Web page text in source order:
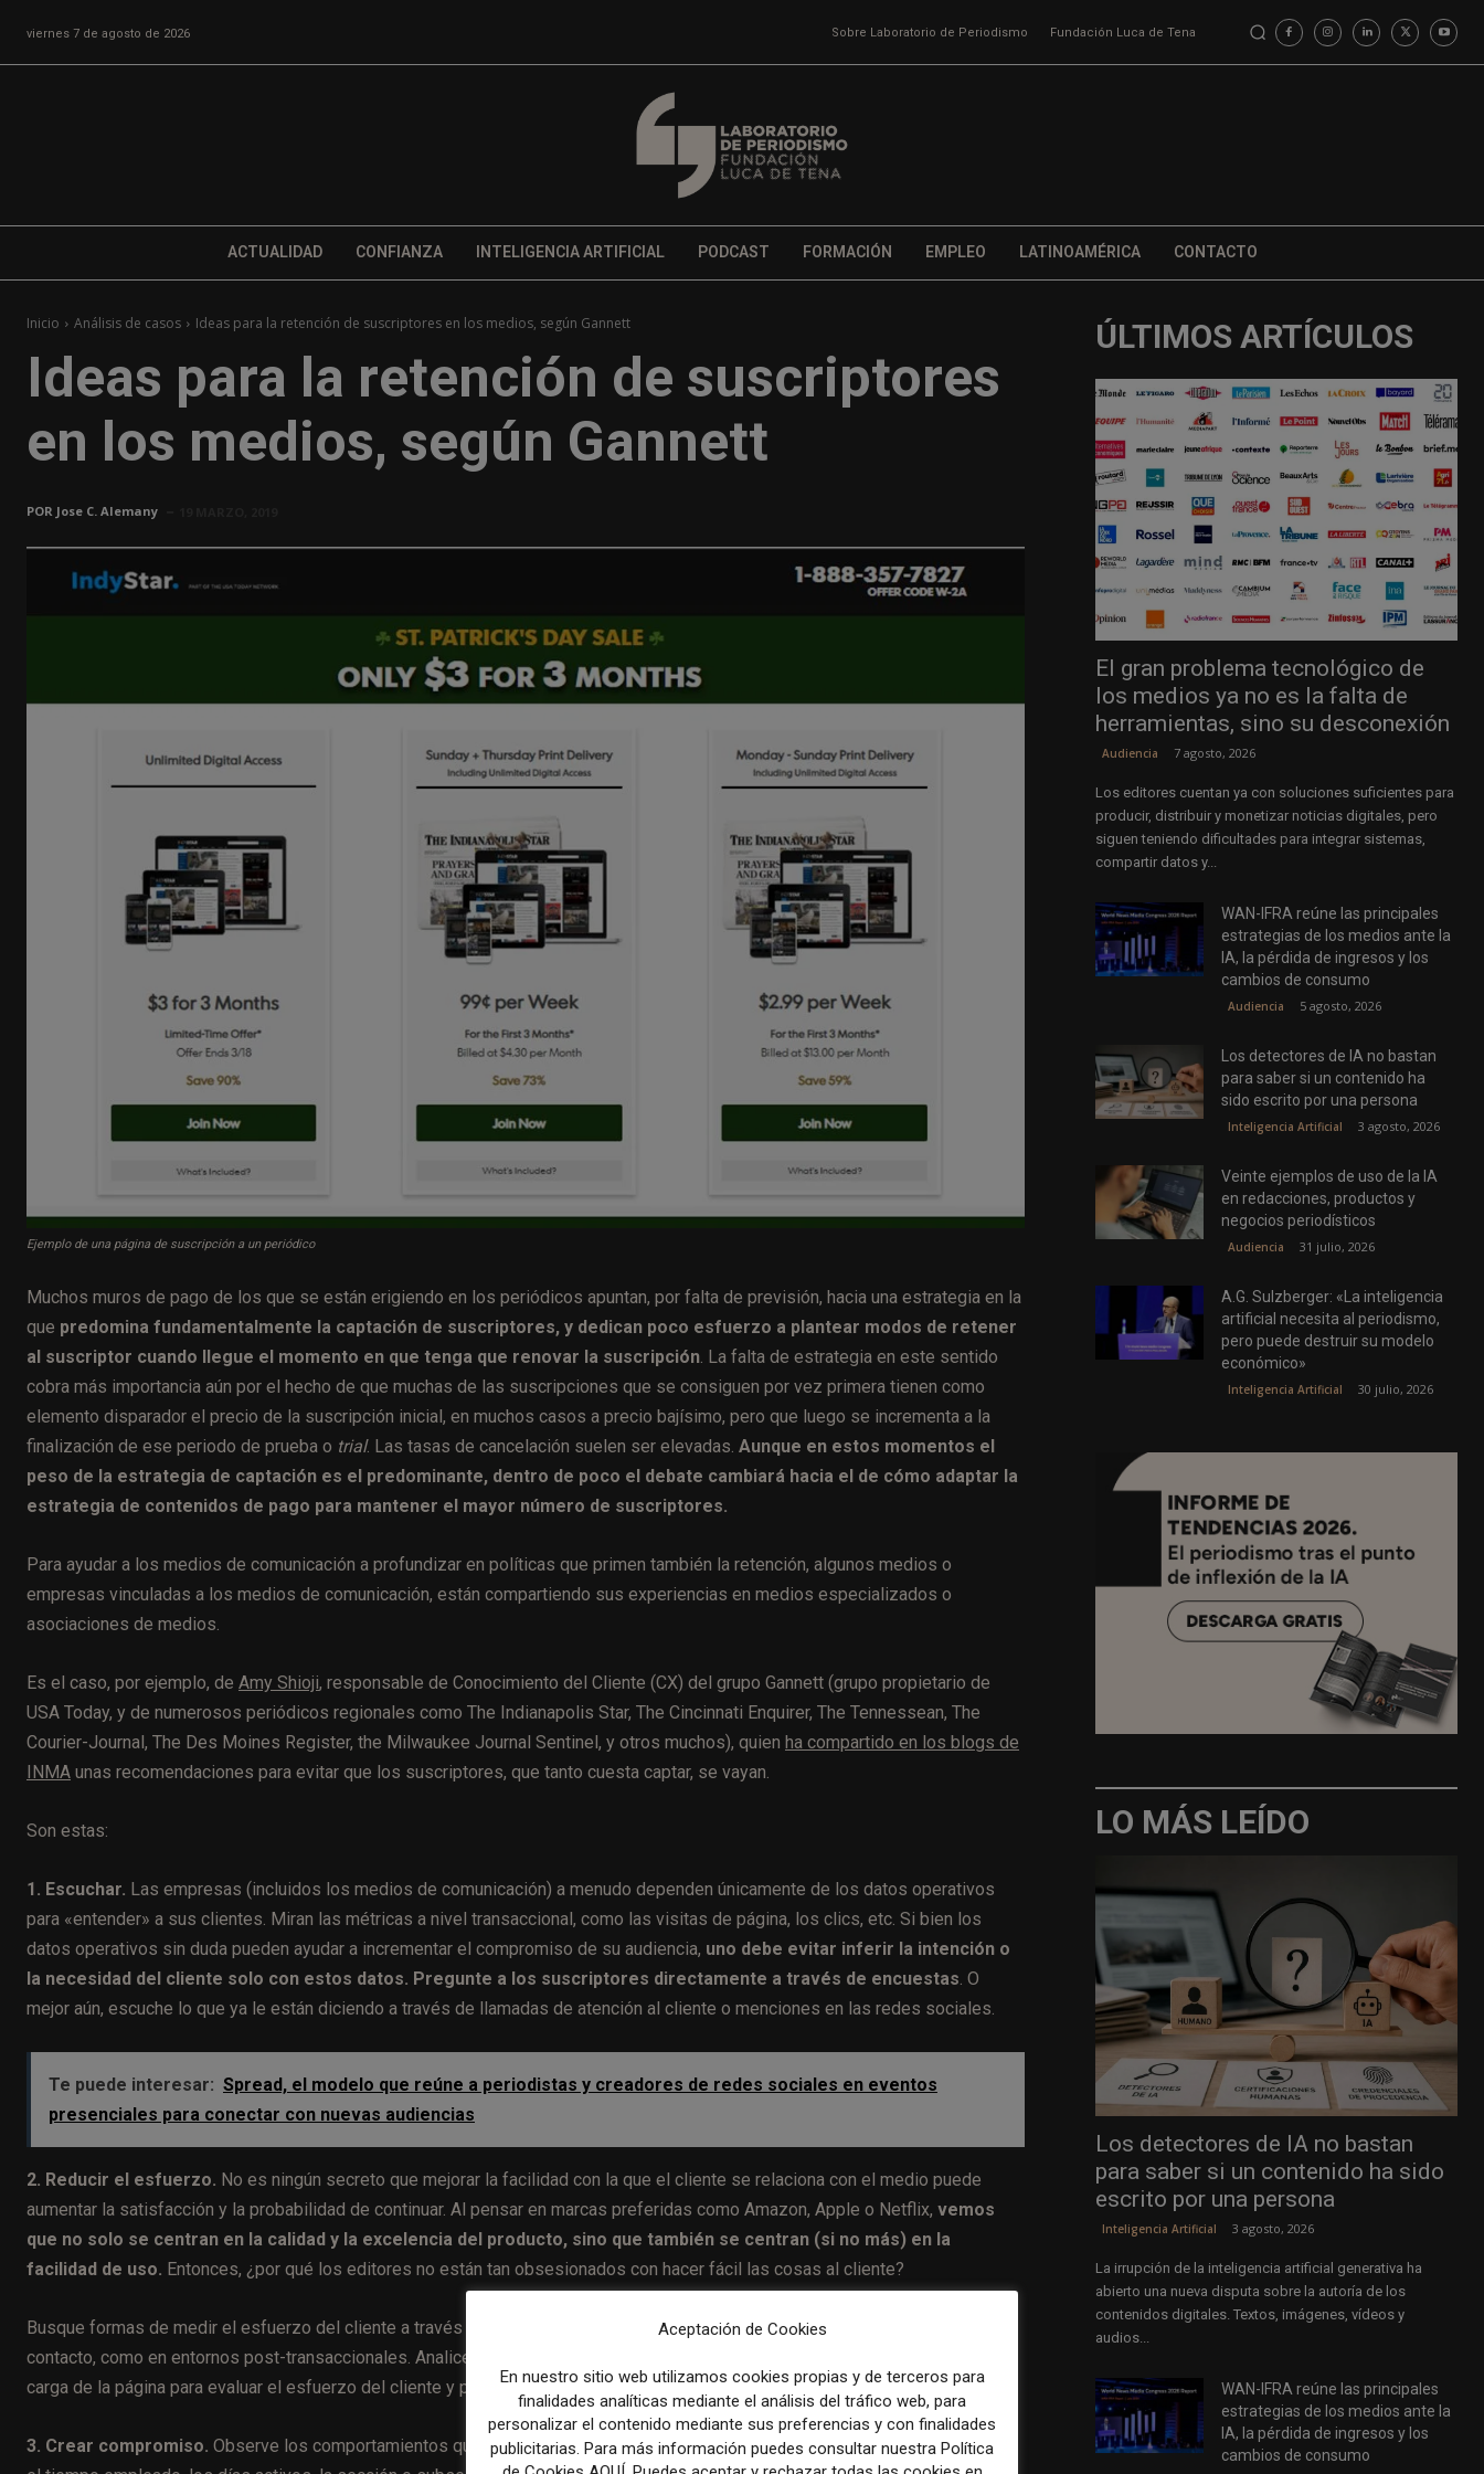
viernes 7 de agosto de 2026 Sobre Laboratorio de Periodismo Fundación Luca de Tena
ACTUALIDAD CONFIANZA INTELIGENCIA ARTIFICIAL PODCAST FORMACIÓN EMPLEO LATINOAMÉRICA CONTACTO
Inicio Análisis de casos Ideas para la retención de suscriptores en los medios, según Gannett
Ideas para la retención de suscriptores
en los medios, según Gannett
POR Jose C. Alemany
Ejemplo de una página de suscripción a un periódico
Muchos muros de pago de los que se están erigiendo en los periódicos apuntan, por falta de previsión, hacia una estrategia en la
que predomina fundamentalmente la captación de suscriptores, y dedican poco esfuerzo a plantear modos de retener
al suscriptor cuando llegue el momento en que tenga que renovar la suscripción . La falta de estrategia en este sentido
cobra más importancia aún por el hecho de que muchas de las suscripciones que se consiguen por vez primera tienen como
elemento disparador el precio de la suscripción inicial, en muchos casos a precio bajísimo, pero que luego se incrementa a la
finalización de ese periodo de prueba o trial. Las tasas de cancelación suelen ser elevadas. Aunque en estos momentos el
peso de la estrategia de captación es el predominante, dentro de poco el debate cambiará hacia el de cómo adaptar la
estrategia de contenidos de pago para mantener el mayor número de suscriptores.
Para ayudar a los medios de comunicación a profundizar en políticas que primen también la retención, algunos medios o
empresas vinculadas a los medios de comunicación, están compartiendo sus experiencias en medios especializados o
asociaciones de medios.
Es el caso, por ejemplo, de Amy Shioji, responsable de Conocimiento del Cliente (CX) del grupo Gannett (grupo propietario de
USA Today, y de numerosos periódicos regionales como The Indianapolis Star, The Cincinnati Enquirer, The Tennessean, The
Courier-Journal, The Des Moines Register, the Milwaukee Journal Sentinel, y otros muchos), quien ha compartido en los blogs de
INMA unas recomendaciones para evitar que los suscriptores, que tanto cuesta captar, se vayan.
Son estas:
1. Escuchar. Las empresas (incluidos los medios de comunicación) a menudo dependen únicamente de los datos operativos
para «entender» a sus clientes. Miran las métricas a nivel transaccional, como las visitas de página, los clics, etc. Si bien los
datos operativos sin duda pueden ayudar a incrementar el compromiso de su audiencia, uno debe evitar inferir la intención o
la necesidad del cliente solo con estos datos. Pregunte a los suscriptores directamente a través de encuestas . O
mejor aún, escuche lo que ya le están diciendo a través de llamadas de atención al cliente o menciones en las redes sociales.
Te puede interesar: Spread, el modelo que reúne a periodistas y creadores de redes sociales en eventos
presenciales para conectar con nuevas audiencias
2. Reducir el esfuerzo. No es ningún secreto que mejorar la facilidad con la que el cliente se relaciona con el medio puede
aumentar la satisfacción y la probabilidad de continuar. Al pensar en marcas preferidas como Amazon, Apple o Netflix, vemos
que no solo se centran en la calidad y la excelencia del producto, sino que también se centran (si no más) en la
facilidad de uso. Entonces, ¿por qué los editores no están tan obsesionados con hacer fácil las cosas al cliente?
Busque formas de medir el esfuerzo del cliente a través de preguntas en la encuesta, en interacciones clave y puntos de
contacto, como en entornos post-transaccionales. Analice los datos operativos existentes, como por ejemplo la velocidad de
carga de la página para evaluar el esfuerzo del cliente y priorizar áreas para mejorar la experiencia.
3. Crear compromiso. Observe los comportamientos que más contribuyen a la retención de suscriptores: frecuencia de vistas,
ÚLTIMOS ARTÍCULOS
El gran problema tecnológico de
los medios ya no es la falta de
herramientas, sino su desconexión
Audiencia 7 agosto, 2026
Los editores cuentan ya con soluciones suficientes para
producir, distribuir y monetizar noticias digitales, pero
siguen teniendo dificultades para integrar sistemas,
compartir datos y...
WAN-IFRA reúne las principales
estrategias de los medios ante la
IA, la pérdida de ingresos y los
cambios de consumo
Audiencia 5 agosto, 2026
Los detectores de IA no bastan
para saber si un contenido ha
sido escrito por una persona
Inteligencia Artificial 3 agosto, 2026
Veinte ejemplos de uso de la IA
en redacciones, productos y
negocios periodísticos
Audiencia 31 julio, 2026
A.G. Sulzberger: «La inteligencia
artificial necesita al periodismo,
pero puede destruir su modelo
económico»
Inteligencia Artificial 30 julio, 2026
LO MÁS LEÍDO
Los detectores de IA no bastan
para saber si un contenido ha sido
escrito por una persona
Inteligencia Artificial 3 agosto, 2026
La irrupción de la inteligencia artificial generativa ha
abierto una nueva disputa sobre la autoría de los
contenidos digitales. Textos, imágenes, vídeos y
audios...
WAN-IFRA reúne las principales
estrategias de los medios ante la
IA, la pérdida de ingresos y los
cambios de consumo
Aceptación de Cookies
En nuestro sitio web utilizamos cookies propias y de terceros para
finalidades analíticas mediante el análisis del tráfico web, para
personalizar el contenido mediante sus preferencias y con finalidades
publicitarias. Para más información puedes consultar nuestra Política